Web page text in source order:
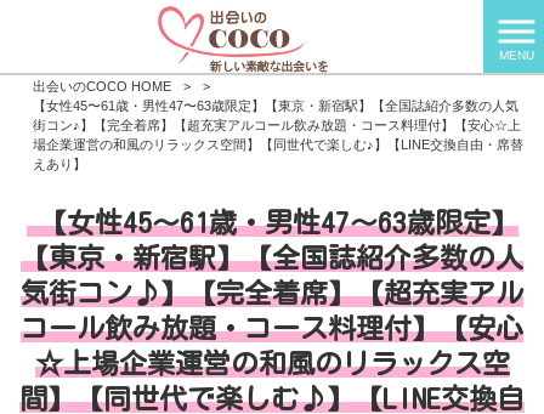
MENU
出会いのCOCO HOME >
>
【女性45〜61歳・男性47〜63歳限定】【東京・新宿駅】【全国誌紹介多数の人気
街コン♪】【完全着席】【超充実アルコール飲み放題・コース料理付】【安心☆上
場企業運営の和風のリラックス空間】【同世代で楽しむ♪】【LINE交換自由・席替
えあり】
【女性45〜61歳・男性47〜63歳限定】
【東京・新宿駅】【全国誌紹介多数の人
気街コン♪】【完全着席】【超充実アル
コール飲み放題・コース料理付】【安心
☆上場企業運営の和風のリラックス空
間】【同世代で楽しむ♪】【LINE交換自